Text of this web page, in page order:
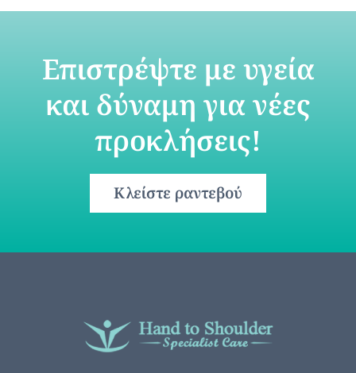
Επιστρέψτε με υγεία
και δύναμη για νέες
προκλήσεις!
Κλείστε ραντεβού